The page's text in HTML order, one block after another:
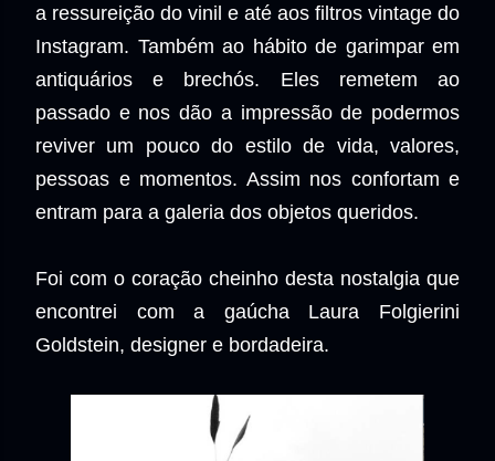
a ressureição do vinil e até aos filtros vintage do
Instagram. Também ao hábito de garimpar em
antiquários e brechós. Eles remetem ao
passado e nos dão a impressão de podermos
reviver um pouco do estilo de vida, valores,
pessoas e momentos. Assim nos confortam e
entram para a galeria dos objetos queridos.
Foi com o coração cheinho desta nostalgia que
encontrei com a gaúcha Laura Folgierini
Goldstein, designer e bordadeira.